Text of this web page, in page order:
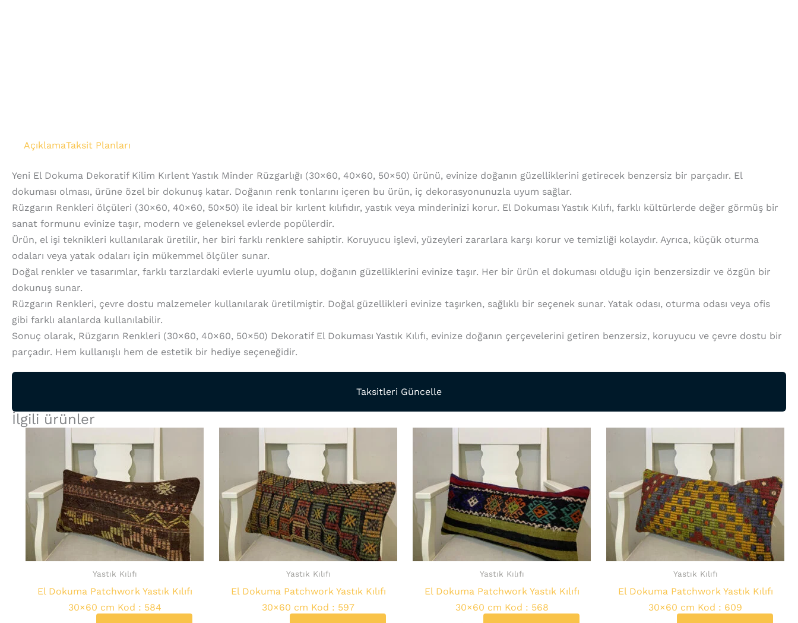
AçıklamaTaksit Planları
Yeni El Dokuma Dekoratif Kilim Kırlent Yastık Minder Rüzgarlığı (30×60, 40×60, 50×50) ürünü, evinize doğanın güzelliklerini getirecek benzersiz bir parçadır. El
dokuması olması, ürüne özel bir dokunuş katar. Doğanın renk tonlarını içeren bu ürün, iç dekorasyonunuzla uyum sağlar.
Rüzgarın Renkleri ölçüleri (30×60, 40×60, 50×50) ile ideal bir kırlent kılıfıdır, yastık veya minderinizi korur. El Dokuması Yastık Kılıfı, farklı kültürlerde değer görmüş bir
sanat formunu evinize taşır, modern ve geleneksel evlerde popülerdir.
Ürün, el işi teknikleri kullanılarak üretilir, her biri farklı renklere sahiptir. Koruyucu işlevi, yüzeyleri zararlara karşı korur ve temizliği kolaydır. Ayrıca, küçük oturma
odaları veya yatak odaları için mükemmel ölçüler sunar.
Doğal renkler ve tasarımlar, farklı tarzlardaki evlerle uyumlu olup, doğanın güzelliklerini evinize taşır. Her bir ürün el dokuması olduğu için benzersizdir ve özgün bir
dokunuş sunar.
Rüzgarın Renkleri, çevre dostu malzemeler kullanılarak üretilmiştir. Doğal güzellikleri evinize taşırken, sağlıklı bir seçenek sunar. Yatak odası, oturma odası veya ofis
gibi farklı alanlarda kullanılabilir.
Sonuç olarak, Rüzgarın Renkleri (30×60, 40×60, 50×50) Dekoratif El Dokuması Yastık Kılıfı, evinize doğanın çerçevelerini getiren benzersiz, koruyucu ve çevre dostu bir
parçadır. Hem kullanışlı hem de estetik bir hediye seçeneğidir.
Taksitleri Güncelle
İlgili ürünler
Yastık Kılıfı
El Dokuma Patchwork Yastık Kılıfı
30×60 cm Kod : 584
Yastık Kılıfı
El Dokuma Patchwork Yastık Kılıfı
30×60 cm Kod : 597
Yastık Kılıfı
El Dokuma Patchwork Yastık Kılıfı
30×60 cm Kod : 568
Yastık Kılıfı
El Dokuma Patchwork Yastık Kılıfı
30×60 cm Kod : 609